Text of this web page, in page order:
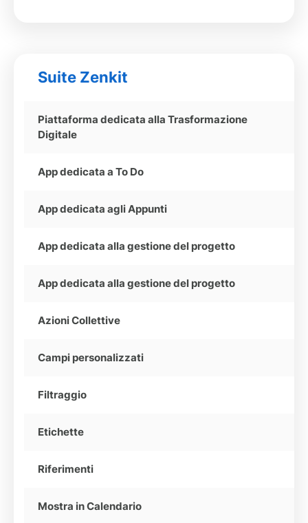
Suite Zenkit
Piattaforma dedicata alla Trasformazione
Digitale
App dedicata a To Do
App dedicata agli Appunti
App dedicata alla gestione del progetto
App dedicata alla gestione del progetto
Azioni Collettive
Campi personalizzati
Filtraggio
Etichette
Riferimenti
Mostra in Calendario